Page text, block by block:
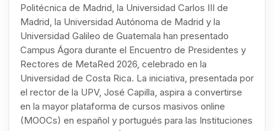
Politécnica de Madrid, la Universidad Carlos III de
Madrid, la Universidad Autónoma de Madrid y la
Universidad Galileo de Guatemala han presentado
Campus Ágora durante el Encuentro de Presidentes y
Rectores de MetaRed 2026, celebrado en la
Universidad de Costa Rica. La iniciativa, presentada por
el rector de la UPV, José Capilla, aspira a convertirse
en la mayor plataforma de cursos masivos online
(MOOCs) en español y portugués para las Instituciones